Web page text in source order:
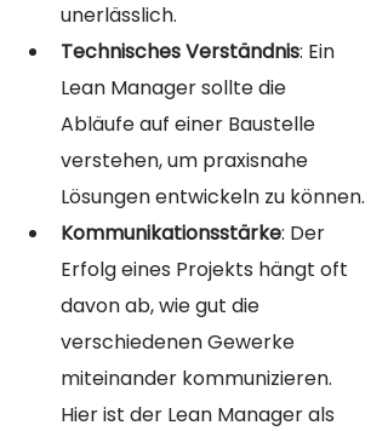
unerlässlich.
Technisches Verständnis: Ein
Lean Manager sollte die
Abläufe auf einer Baustelle
verstehen, um praxisnahe
Lösungen entwickeln zu können.
Kommunikationsstärke: Der
Erfolg eines Projekts hängt oft
davon ab, wie gut die
verschiedenen Gewerke
miteinander kommunizieren.
Hier ist der Lean Manager als